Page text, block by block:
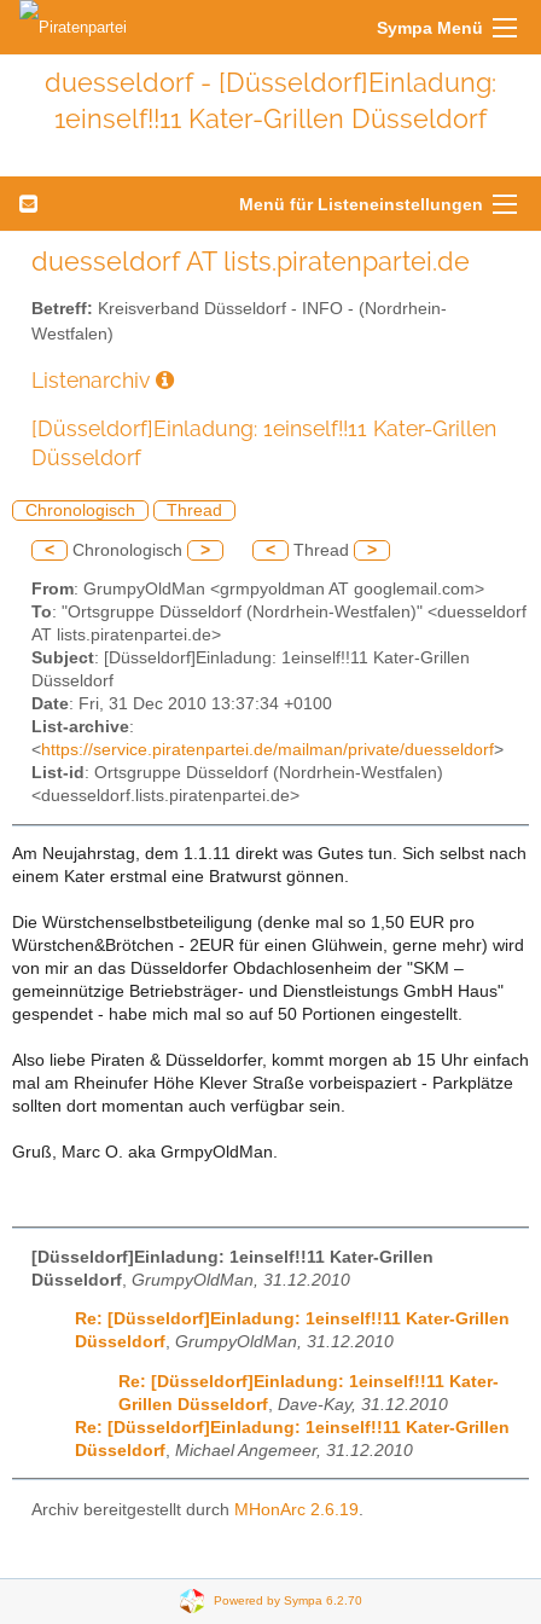
Sympa Menü
duesseldorf - [Düsseldorf]Einladung:
1einself!!11 Kater-Grillen Düsseldorf
Menü für Listeneinstellungen
duesseldorf AT lists.piratenpartei.de
Betreff: Kreisverband Düsseldorf - INFO - (Nordrhein-
Westfalen)
Listenarchiv
[Düsseldorf]Einladung: 1einself!!11 Kater-Grillen
Düsseldorf
Chronologisch Thread
< Chronologisch > < Thread >
From: GrumpyOldMan <grmpyoldman AT googlemail.com>
To: "Ortsgruppe Düsseldorf (Nordrhein-Westfalen)" <duesseldorf
AT lists.piratenpartei.de>
Subject: [Düsseldorf]Einladung: 1einself!!11 Kater-Grillen
Düsseldorf
Date: Fri, 31 Dec 2010 13:37:34 +0100
List-archive:
<https://service.piratenpartei.de/mailman/private/duesseldorf>
List-id : Ortsgruppe Düsseldorf (Nordrhein-Westfalen)
<duesseldorf.lists.piratenpartei.de>
Am Neujahrstag, dem 1.1.11 direkt was Gutes tun. Sich selbst nach
einem Kater erstmal eine Bratwurst gönnen.
Die Würstchenselbstbeteiligung (denke mal so 1,50 EUR pro
Würstchen&Brötchen - 2EUR für einen Glühwein, gerne mehr) wird
von mir an das Düsseldorfer Obdachlosenheim der "SKM –
gemeinnützige Betriebsträger- und Dienstleistungs GmbH Haus"
gespendet - habe mich mal so auf 50 Portionen eingestellt.
Also liebe Piraten & Düsseldorfer, kommt morgen ab 15 Uhr einfach
mal am Rheinufer Höhe Klever Straße vorbeispaziert - Parkplätze
sollten dort momentan auch verfügbar sein.
Gruß, Marc O. aka GrmpyOldMan.
[Düsseldorf]Einladung: 1einself!!11 Kater-Grillen
Düsseldorf GrumpyOldMan, 31.12.2010
Re: [Düsseldorf]Einladung: 1einself!!11 Kater-Grillen
Düsseldorf, GrumpyOldMan, 31.12.2010
Re: [Düsseldorf]Einladung: 1einself!!11 Kater-
Grillen Düsseldorf Dave-Kay, 31.12.2010
Re: [Düsseldorf]Einladung: 1einself!!11 Kater-Grillen
Düsseldorf Michael Angemeer, 31.12.2010
Archiv bereitgestellt durch MHonArc 2.6.19
Powered by Sympa 6.2.70